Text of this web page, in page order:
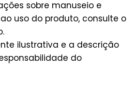
sobre manuseio e
uso do produto, consulte o
ilustrativa e a descrição
do